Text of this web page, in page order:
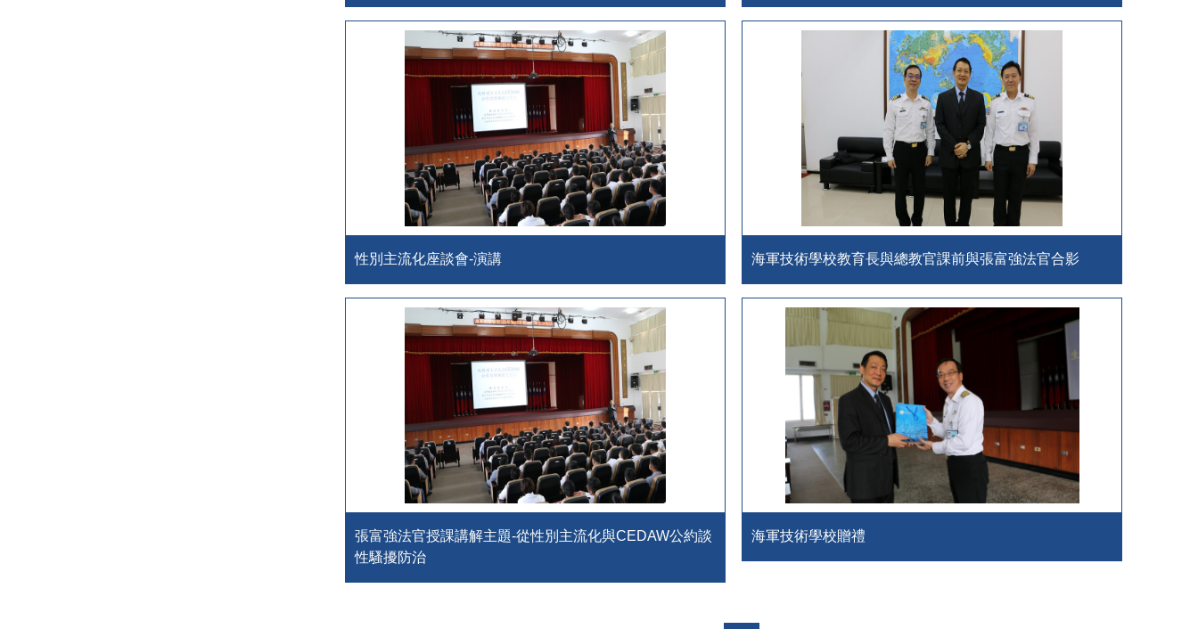
性別主流化座談會-演講 海軍技術學校教育長與總教官課前與張富強法官合影
張富強法官授課講解主題-從性別主流化與CEDAW公約談
性騷擾防治
海軍技術學校贈禮